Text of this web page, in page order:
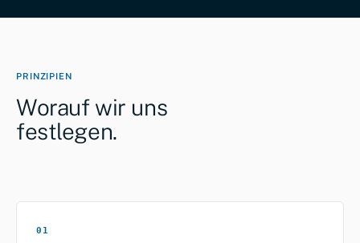
PRINZIPIEN
Worauf wir uns
festlegen.
01